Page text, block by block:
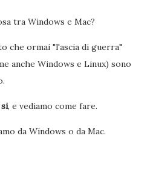
tra Windows e Mac?
che ormai "l'ascia di guerra"
anche Windows e Linux) sono
, e vediamo come fare.
da Windows o da Mac.